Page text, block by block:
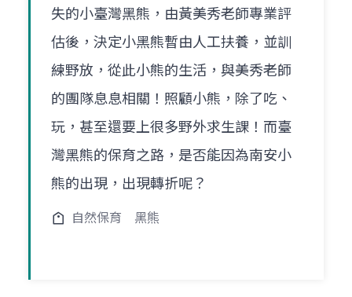
失的小臺灣黑熊，由黃美秀老師專業評
估後，決定小黑熊暫由人工扶養，並訓
練野放，從此小熊的生活，與美秀老師
的團隊息息相關！照顧小熊，除了吃、
玩，甚至還要上很多野外求生課！而臺
灣黑熊的保育之路，是否能因為南安小
熊的出現，出現轉折呢？
自然保育 黑熊